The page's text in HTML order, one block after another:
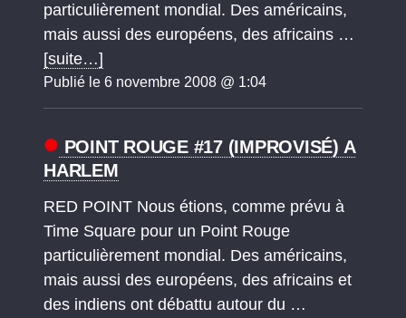
particulièrement mondial. Des américains,
mais aussi des européens, des africains …
[suite…]
Publié le 6 novembre 2008 @ 1:04
POINT ROUGE #17 (IMPROVISÉ) A
HARLEM
RED POINT Nous étions, comme prévu à
Time Square pour un Point Rouge
particulièrement mondial. Des américains,
mais aussi des européens, des africains et
des indiens ont débattu autour du …